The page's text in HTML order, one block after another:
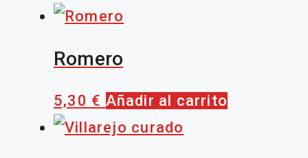
Romero
5,30 € Añadir al carrito